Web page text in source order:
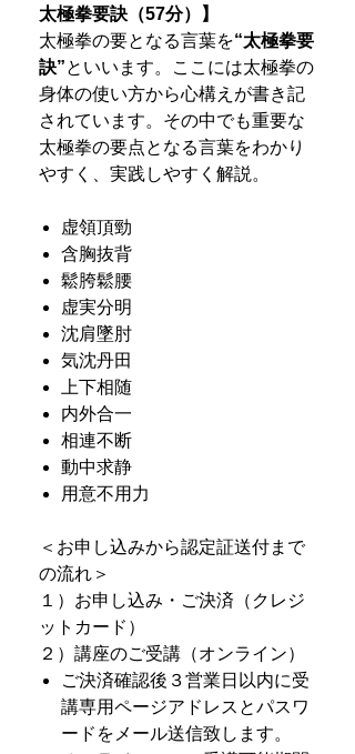
太極拳要訣（57分）】
太極拳の要となる言葉を“太極拳要
訣”といいます。ここには太極拳の
身体の使い方から心構えが書き記
されています。その中でも重要な
太極拳の要点となる言葉をわかり
やすく、実践しやすく解説。
虚領頂勁
含胸抜背
鬆胯鬆腰
虚実分明
沈肩墜肘
気沈丹田
上下相随
内外合一
相連不断
動中求静
用意不用力
＜お申し込みから認定証送付まで
の流れ＞
１）お申し込み・ご決済（クレジ
ットカード）
２）講座のご受講（オンライン）
ご決済確認後３営業日以内に受
講専用ページアドレスとパスワ
ードをメール送信致します。